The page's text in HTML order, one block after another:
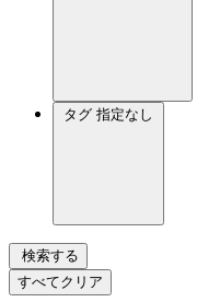
タグ 指定なし
検索する
すべてクリア